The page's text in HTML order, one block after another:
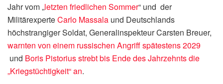
Jahr vom „letzten friedlichen Sommer“ und der
MilitärexperteCarlo Massala und Deutschlands
höchstrangiger Soldat, Generalinspekteur Carsten Breuer,
warnten von einem russischen Angriff spätestens 2029
und Boris Pistorius strebt bis Ende des Jahrzehnts die
„Kriegstüchtigkeit“ an.